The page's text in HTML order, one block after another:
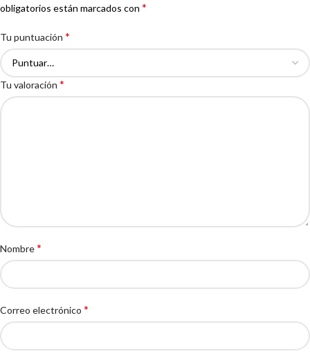
obligatorios están marcados con *
Tu puntuación *
Tu valoración *
Nombre*
Correo electrónico *